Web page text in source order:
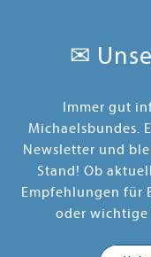
✉
Immer gut
Michaelsbundes.
Newsletter und
Stand! Ob
Empfehlungen für
oder wichtige